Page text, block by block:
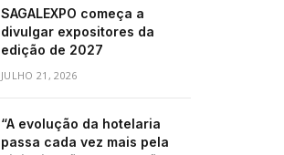
SAGALEXPO começa a
divulgar expositores da
edição de 2027
JULHO 21, 2026
“A evolução da hotelaria
passa cada vez mais pela